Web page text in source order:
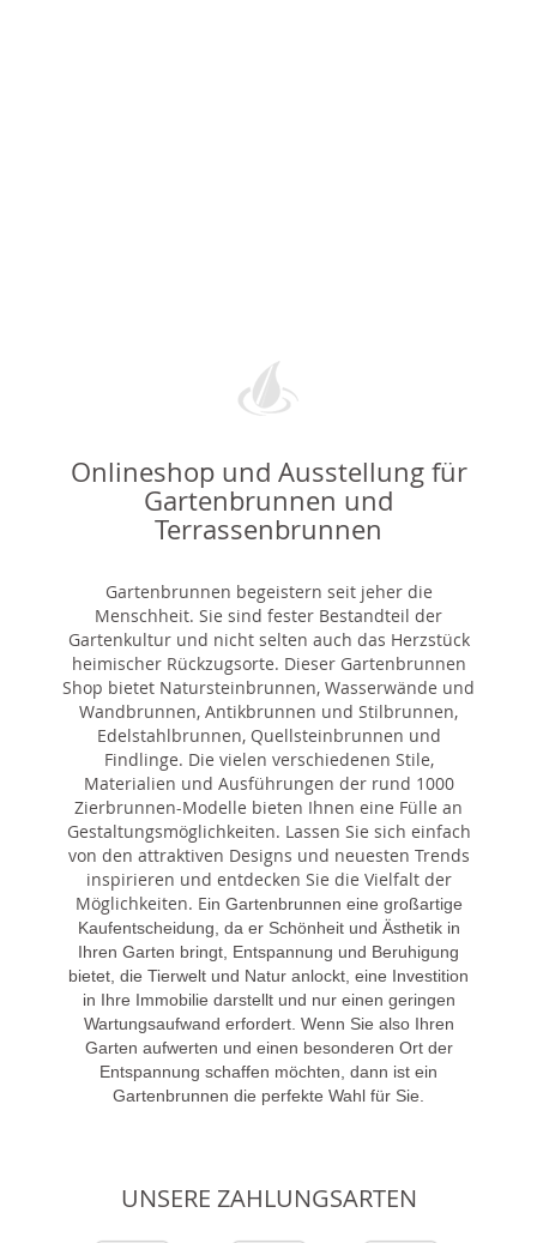
Onlineshop und Ausstellung für
Gartenbrunnen und
Terrassenbrunnen
Gartenbrunnen begeistern seit jeher die
Menschheit. Sie sind fester Bestandteil der
Gartenkultur und nicht selten auch das Herzstück
heimischer Rückzugsorte. Dieser Gartenbrunnen
Shop bietet Natursteinbrunnen, Wasserwände und
Wandbrunnen, Antikbrunnen und Stilbrunnen,
Edelstahlbrunnen, Quellsteinbrunnen und
Findlinge. Die vielen verschiedenen Stile,
Materialien und Ausführungen der rund 1000
Zierbrunnen-Modelle bieten Ihnen eine Fülle an
Gestaltungsmöglichkeiten. Lassen Sie sich einfach
von den attraktiven Designs und neuesten Trends
inspirieren und entdecken Sie die Vielfalt der
Möglichkeiten. Ein Gartenbrunnen eine großartige
Kaufentscheidung, da er Schönheit und Ästhetik in
Ihren Garten bringt, Entspannung und Beruhigung
bietet, die Tierwelt und Natur anlockt, eine Investition
in Ihre Immobilie darstellt und nur einen geringen
Wartungsaufwand erfordert. Wenn Sie also Ihren
Garten aufwerten und einen besonderen Ort der
Entspannung schaffen möchten, dann ist ein
Gartenbrunnen die perfekte Wahl für Sie.
UNSERE ZAHLUNGSARTEN